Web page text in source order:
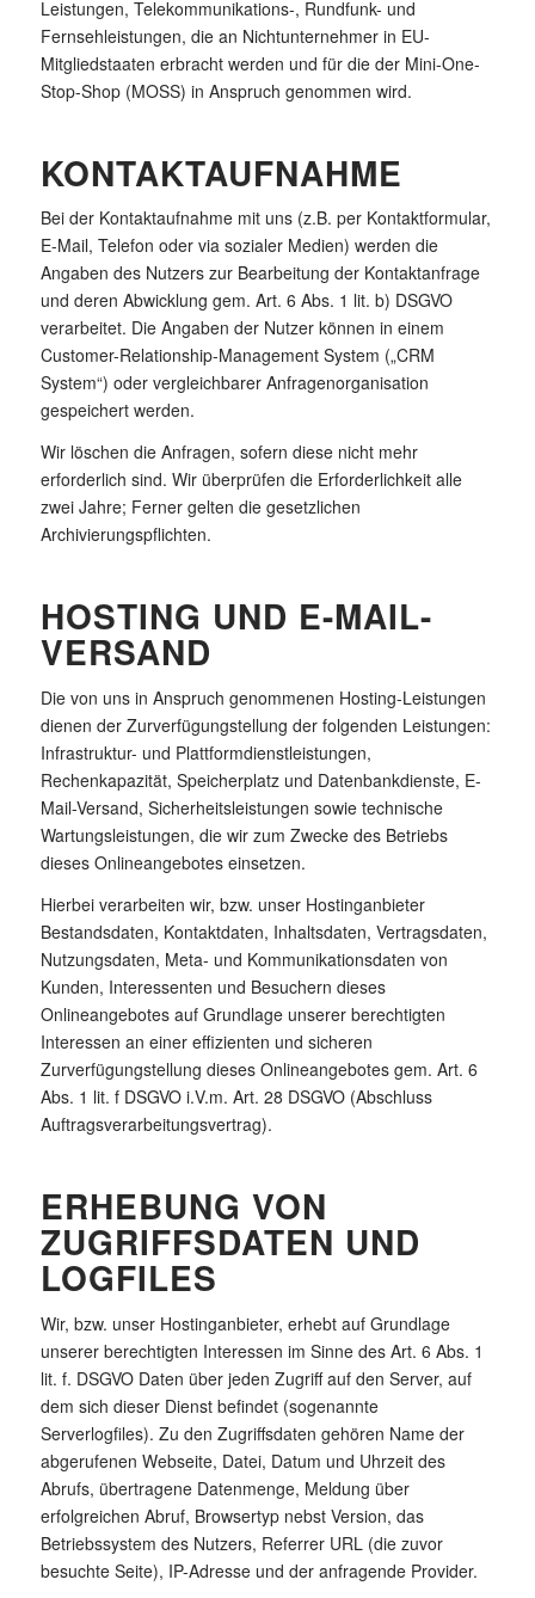
Leistungen, Telekommunikations-, Rundfunk- und
Fernsehleistungen, die an Nichtunternehmer in EU-
Mitgliedstaaten erbracht werden und für die der Mini-One-
Stop-Shop (MOSS) in Anspruch genommen wird.
KONTAKTAUFNAHME
Bei der Kontaktaufnahme mit uns (z.B. per Kontaktformular,
E-Mail, Telefon oder via sozialer Medien) werden die
Angaben des Nutzers zur Bearbeitung der Kontaktanfrage
und deren Abwicklung gem. Art. 6 Abs. 1 lit. b) DSGVO
verarbeitet. Die Angaben der Nutzer können in einem
Customer-Relationship-Management System („CRM
System“) oder vergleichbarer Anfragenorganisation
gespeichert werden.
Wir löschen die Anfragen, sofern diese nicht mehr
erforderlich sind. Wir überprüfen die Erforderlichkeit alle
zwei Jahre; Ferner gelten die gesetzlichen
Archivierungspflichten.
HOSTING UND E-MAIL-
VERSAND
Die von uns in Anspruch genommenen Hosting-Leistungen
dienen der Zurverfügungstellung der folgenden Leistungen:
Infrastruktur- und Plattformdienstleistungen,
Rechenkapazität, Speicherplatz und Datenbankdienste, E-
Mail-Versand, Sicherheitsleistungen sowie technische
Wartungsleistungen, die wir zum Zwecke des Betriebs
dieses Onlineangebotes einsetzen.
Hierbei verarbeiten wir, bzw. unser Hostinganbieter
Bestandsdaten, Kontaktdaten, Inhaltsdaten, Vertragsdaten,
Nutzungsdaten, Meta- und Kommunikationsdaten von
Kunden, Interessenten und Besuchern dieses
Onlineangebotes auf Grundlage unserer berechtigten
Interessen an einer effizienten und sicheren
Zurverfügungstellung dieses Onlineangebotes gem. Art. 6
Abs. 1 lit. f DSGVO i.V.m. Art. 28 DSGVO (Abschluss
Auftragsverarbeitungsvertrag).
ERHEBUNG VON
ZUGRIFFSDATEN UND
LOGFILES
Wir, bzw. unser Hostinganbieter, erhebt auf Grundlage
unserer berechtigten Interessen im Sinne des Art. 6 Abs. 1
lit. f. DSGVO Daten über jeden Zugriff auf den Server, auf
dem sich dieser Dienst befindet (sogenannte
Serverlogfiles). Zu den Zugriffsdaten gehören Name der
abgerufenen Webseite, Datei, Datum und Uhrzeit des
Abrufs, übertragene Datenmenge, Meldung über
erfolgreichen Abruf, Browsertyp nebst Version, das
Betriebssystem des Nutzers, Referrer URL (die zuvor
besuchte Seite), IP-Adresse und der anfragende Provider.